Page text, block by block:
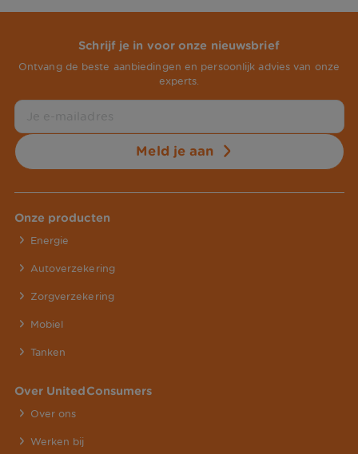
Schrijf je in voor onze nieuwsbrief
Ontvang de beste aanbiedingen en persoonlijk advies van onze
experts.
Meld je aan
Onze producten
Energie
Autoverzekering
Zorgverzekering
Mobiel
Tanken
Over UnitedConsumers
Over ons
Werken bij